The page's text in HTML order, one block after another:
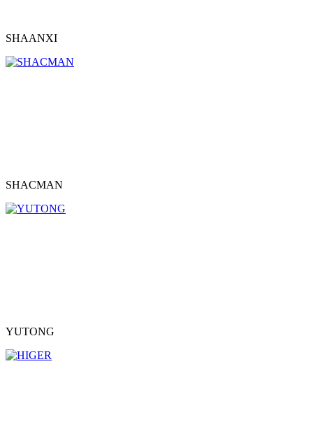
SHAANXI
SHACMAN
YUTONG